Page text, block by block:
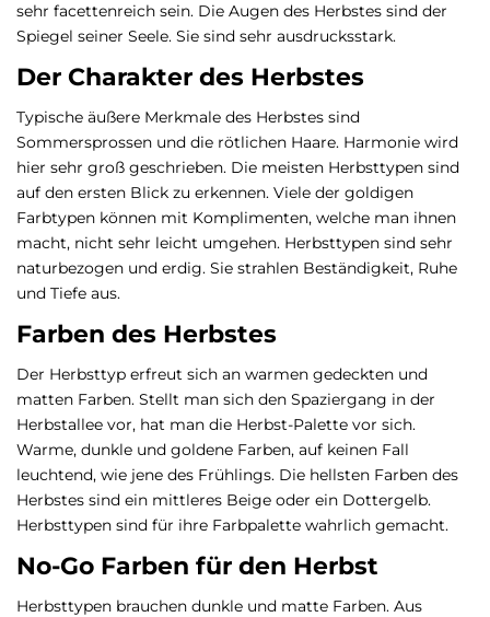
sehr facettenreich sein. Die Augen des Herbstes sind der
Spiegel seiner Seele. Sie sind sehr ausdrucksstark.
Der Charakter des Herbstes
Typische äußere Merkmale des Herbstes sind
Sommersprossen und die rötlichen Haare. Harmonie wird
hier sehr groß geschrieben. Die meisten Herbsttypen sind
auf den ersten Blick zu erkennen. Viele der goldigen
Farbtypen können mit Komplimenten, welche man ihnen
macht, nicht sehr leicht umgehen. Herbsttypen sind sehr
naturbezogen und erdig. Sie strahlen Beständigkeit, Ruhe
und Tiefe aus.
Farben des Herbstes
Der Herbsttyp erfreut sich an warmen gedeckten und
matten Farben. Stellt man sich den Spaziergang in der
Herbstallee vor, hat man die Herbst-Palette vor sich.
Warme, dunkle und goldene Farben, auf keinen Fall
leuchtend, wie jene des Frühlings. Die hellsten Farben des
Herbstes sind ein mittleres Beige oder ein Dottergelb.
Herbsttypen sind für ihre Farbpalette wahrlich gemacht.
No-Go Farben für den Herbst
Herbsttypen brauchen dunkle und matte Farben. Aus